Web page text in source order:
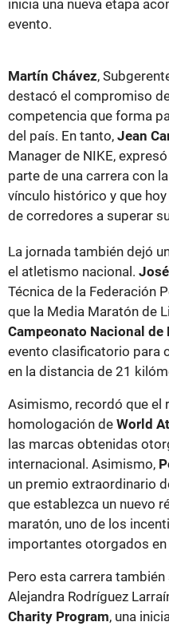
inicia una nueva etapa
evento.
Martín Chávez,
destacó el compromiso
competencia que forma
del país. En tanto, Jean
Manager de NIKE,
parte de una carrera con
vínculo histórico y que
de corredores a superar
La jornada también dejó
el atletismo nacional.
Técnica de la Federación
que la Media Maratón de
Campeonato Nacional de
evento clasificatorio para
en la distancia de 21
Asimismo, recordó que el
homologación de World
las marcas obtenidas
internacional. Asimismo,
un premio extraordinario
que establezca un nuevo
maratón, uno de los
importantes otorgados
Pero esta carrera
Alejandra Rodríguez
Charity Program, una